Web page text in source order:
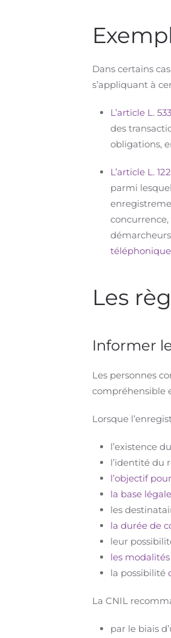
Dans certains
s’appliquant à
L’article L.
des
obligations,
L’article L.
parmi
Les
Informer
Les personnes
compréhensible
Lorsque
l’existence
l’identité du
l’objectif
la base
les
la durée de
leur
les
la possibilité
La CNIL
par le biais